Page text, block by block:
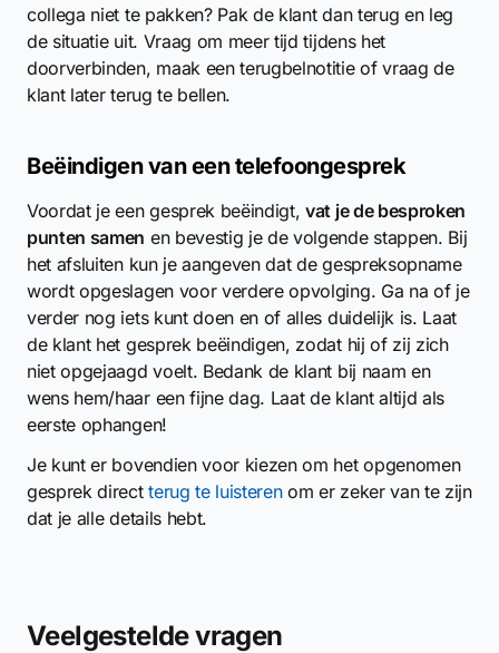
collega niet te pakken? Pak de klant dan terug en leg
de situatie uit. Vraag om meer tijd tijdens het
doorverbinden, maak een terugbelnotitie of vraag de
klant later terug te bellen.
Beëindigen van een telefoongesprek
Voordat je een gesprek beëindigt,vat je de besproken
punten samen en bevestig je de volgende stappen. Bij
het afsluiten kun je aangeven dat de gespreksopname
wordt opgeslagen voor verdere opvolging. Ga na of je
verder nog iets kunt doen en of alles duidelijk is. Laat
de klant het gesprek beëindigen, zodat hij of zij zich
niet opgejaagd voelt. Bedank de klant bij naam en
wens hem/haar een fijne dag. Laat de klant altijd als
eerste ophangen!
Je kunt er bovendien voor kiezen om het opgenomen
gesprek directterug te luisterenom er zeker van te zijn
dat je alle details hebt.
Veelgestelde vragen